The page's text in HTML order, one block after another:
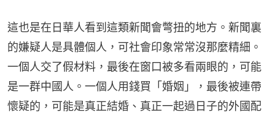
這也是在日華人看到這類新聞會彆扭的地方。新聞裏
的嫌疑人是具體個人，可社會印象常常沒那麼精細。
一個人交了假材料，最後在窗口被多看兩眼的，可能
是一群中國人。一個人用錢買「婚姻」，最後被連帶
懷疑的，可能是真正結婚、真正一起過日子的外國配